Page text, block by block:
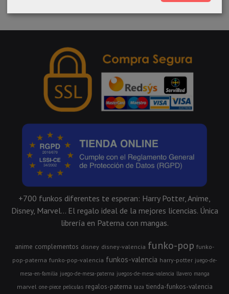
+700 funkos diferentes te esperan: Harry Potter, Anime,
Disney, Marvel... El regalo ideal de la mejores licencias. Única
librería en Paterna con mangas.
anime complementos disney disney-valencia funko-pop funko-
pop-paterna funko-pop-valencia funkos-valencia harry-potter juego-de-
mesa-en-familia juego-de-mesa-paterna juegos-de-mesa-valencia llavero manga
marvel one-piece peliculas regalos-paterna taza tienda-funkos-valencia